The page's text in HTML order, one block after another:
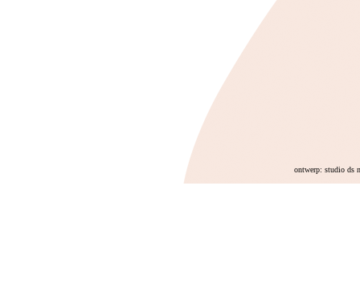
ontwerp: studio ds